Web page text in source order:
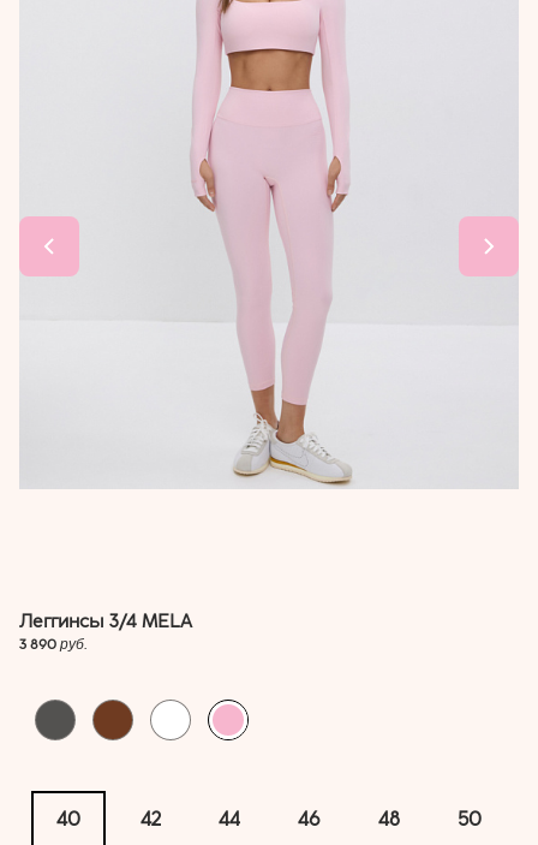
Леггинсы 3/4 MELA
3 890 руб.
40 42 44 46 48 50